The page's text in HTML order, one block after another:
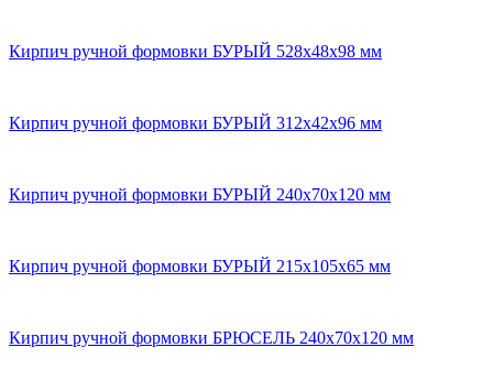
Кирпич ручной формовки БУРЫЙ 528х48х98 мм
Кирпич ручной формовки БУРЫЙ 312х42х96 мм
Кирпич ручной формовки БУРЫЙ 240x70x120 мм
Кирпич ручной формовки БУРЫЙ 215x105x65 мм
Кирпич ручной формовки БРЮСЕЛЬ 240x70x120 мм